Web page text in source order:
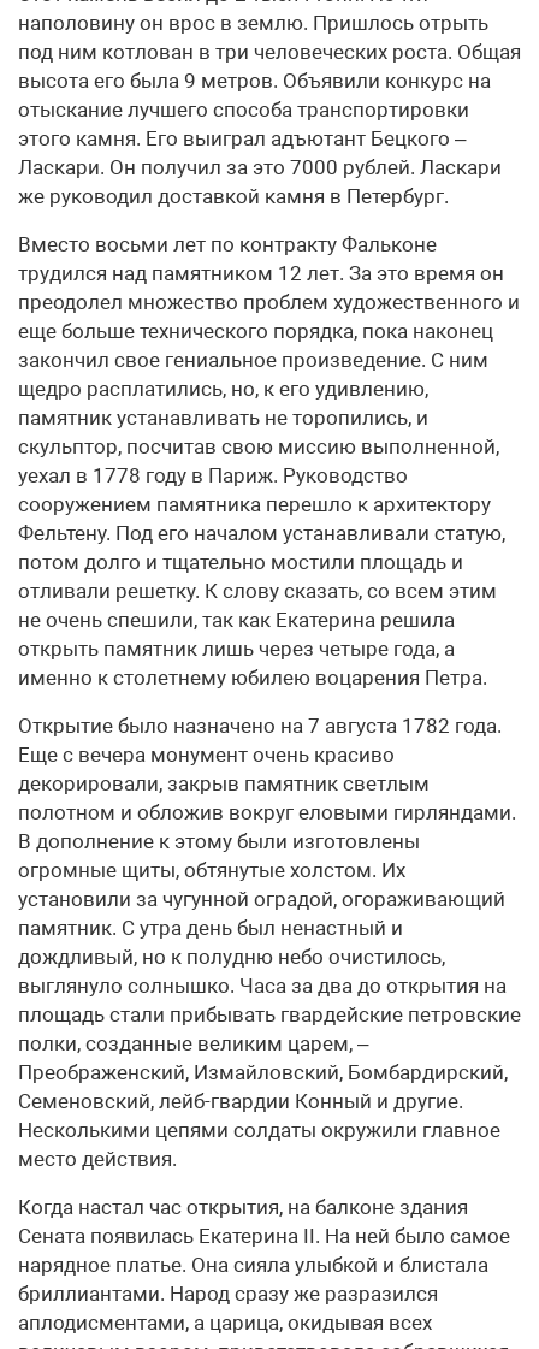
наполовину он врос в землю. Пришлось отрыть
под ним котлован в три человеческих роста. Общая
высота его была 9 метров. Объявили конкурс на
отыскание лучшего способа транспортировки
этого камня. Его выиграл адъютант Бецкого –
Ласкари. Он получил за это 7000 рублей. Ласкари
же руководил доставкой камня в Петербург.
Вместо восьми лет по контракту Фальконе
трудился над памятником 12 лет. За это время он
преодолел множество проблем художественного и
еще больше технического порядка, пока наконец
закончил свое гениальное произведение. С ним
щедро расплатились, но, к его удивлению,
памятник устанавливать не торопились, и
скульптор, посчитав свою миссию выполненной,
уехал в 1778 году в Париж. Руководство
сооружением памятника перешло к архитектору
Фельтену. Под его началом устанавливали статую,
потом долго и тщательно мостили площадь и
отливали решетку. К слову сказать, со всем этим
не очень спешили, так как Екатерина решила
открыть памятник лишь через четыре года, а
именно к столетнему юбилею воцарения Петра.
Открытие было назначено на 7 августа 1782 года.
Еще с вечера монумент очень красиво
декорировали, закрыв памятник светлым
полотном и обложив вокруг еловыми гирляндами.
В дополнение к этому были изготовлены
огромные щиты, обтянутые холстом. Их
установили за чугунной оградой, огораживающий
памятник. С утра день был ненастный и
дождливый, но к полудню небо очистилось,
выглянуло солнышко. Часа за два до открытия на
площадь стали прибывать гвардейские петровские
полки, созданные великим царем, –
Преображенский, Измайловский, Бомбардирский,
Семеновский, лейб-гвардии Конный и другие.
Несколькими цепями солдаты окружили главное
место действия.
Когда настал час открытия, на балконе здания
Сената появилась Екатерина II. На ней было самое
нарядное платье. Она сияла улыбкой и блистала
бриллиантами. Народ сразу же разразился
аплодисментами, а царица, окидывая всех